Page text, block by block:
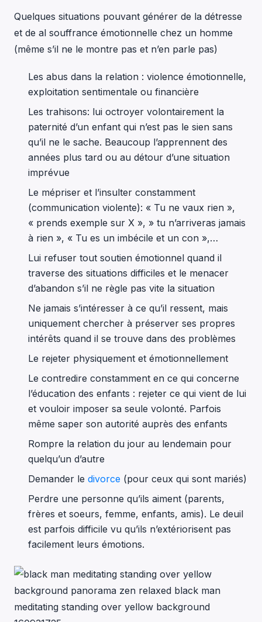
Quelques situations pouvant générer de la détresse
et de al souffrance émotionnelle chez un homme
(même s’il ne le montre pas et n’en parle pas)
Les abus dans la relation : violence émotionnelle,
exploitation sentimentale ou financière
Les trahisons: lui octroyer volontairement la
paternité d’un enfant qui n’est pas le sien sans
qu’il ne le sache. Beaucoup l’apprennent des
années plus tard ou au détour d’une situation
imprévue
Le mépriser et l’insulter constamment
(communication violente): « Tu ne vaux rien »,
« prends exemple sur X », » tu n’arriveras jamais
à rien », « Tu es un imbécile et un con »,…
Lui refuser tout soutien émotionnel quand il
traverse des situations difficiles et le menacer
d’abandon s’il ne règle pas vite la situation
Ne jamais s’intéresser à ce qu’il ressent, mais
uniquement chercher à préserver ses propres
intérêts quand il se trouve dans des problèmes
Le rejeter physiquement et émotionnellement
Le contredire constamment en ce qui concerne
l’éducation des enfants : rejeter ce qui vient de lui
et vouloir imposer sa seule volonté. Parfois
même saper son autorité auprès des enfants
Rompre la relation du jour au lendemain pour
quelqu’un d’autre
Demander le divorce (pour ceux qui sont mariés)
Perdre une personne qu’ils aiment (parents,
frères et soeurs, femme, enfants, amis). Le deuil
est parfois difficile vu qu’ils n’extériorisent pas
facilement leurs émotions.